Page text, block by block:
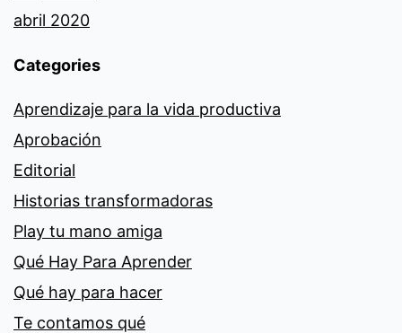
abril 2020
Categories
Aprendizaje para la vida productiva
Aprobación
Editorial
Historias transformadoras
Play tu mano amiga
Qué Hay Para Aprender
Qué hay para hacer
Te contamos qué